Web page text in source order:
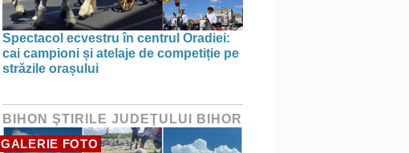
Spectacol ecvestru în centrul Oradiei:
cai campioni și atelaje de competiție pe
străzile orașului
BIHON ŞTIRILE JUDEŢULUI BIHOR
GALERIE FOTO